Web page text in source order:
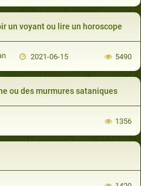
un voyant ou lire un horoscope
2021-06-15 5490
ou des murmures sataniques
1356